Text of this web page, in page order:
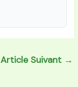
Article Suivant →